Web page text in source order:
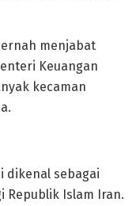
menjabat
Keuangan
kecaman
dikenal sebagai
Republik Islam Iran.